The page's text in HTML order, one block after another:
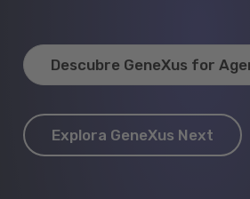
Descubre GeneXus for
Explora GeneXus Next